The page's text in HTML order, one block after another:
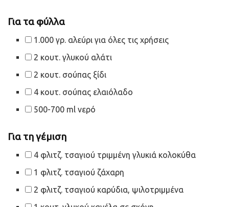
Για τα φύλλα
1.000 γρ. αλεύρι για όλες τις χρήσεις
2 κουτ. γλυκού αλάτι
2 κουτ. σούπας ξίδι
4 κουτ. σούπας ελαιόλαδο
500-700 ml νερό
Για τη γέμιση
4 φλιτζ. τσαγιού τριμμένη γλυκιά κολοκύθα
1 φλιτζ. τσαγιού ζάχαρη
2 φλιτζ. τσαγιού καρύδια, ψιλοτριμμένα